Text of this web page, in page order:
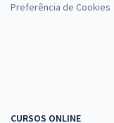
Preferência de Cookies
CURSOS ONLINE